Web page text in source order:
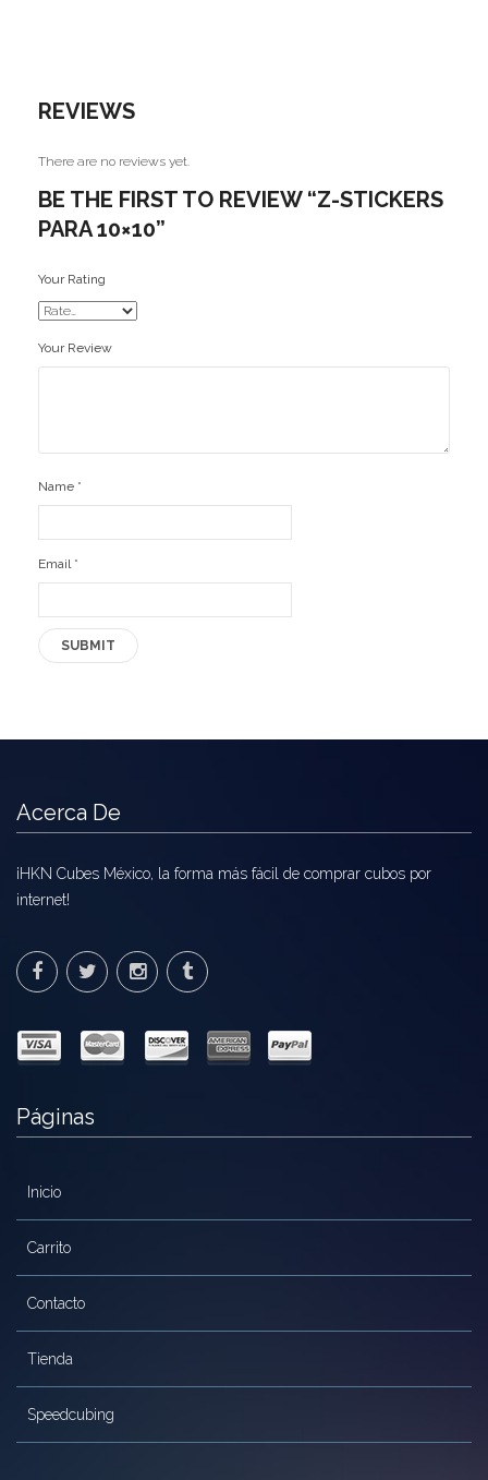
QiYi/MoFangGe
YanCheng
YJ
YuXin
Mods
Speedcubing
Ofertas
Stickers
REVIEWS
There are no reviews yet.
BE THE FIRST TO REVIEW “Z-STICKERS
PARA 10×10”
Your Rating
Your Review
Name *
Email *
Acerca De
¡HKN Cubes México, la forma más fácil de comprar cubos por
internet!
Páginas
Inicio
Carrito
Contacto
Tienda
Speedcubing